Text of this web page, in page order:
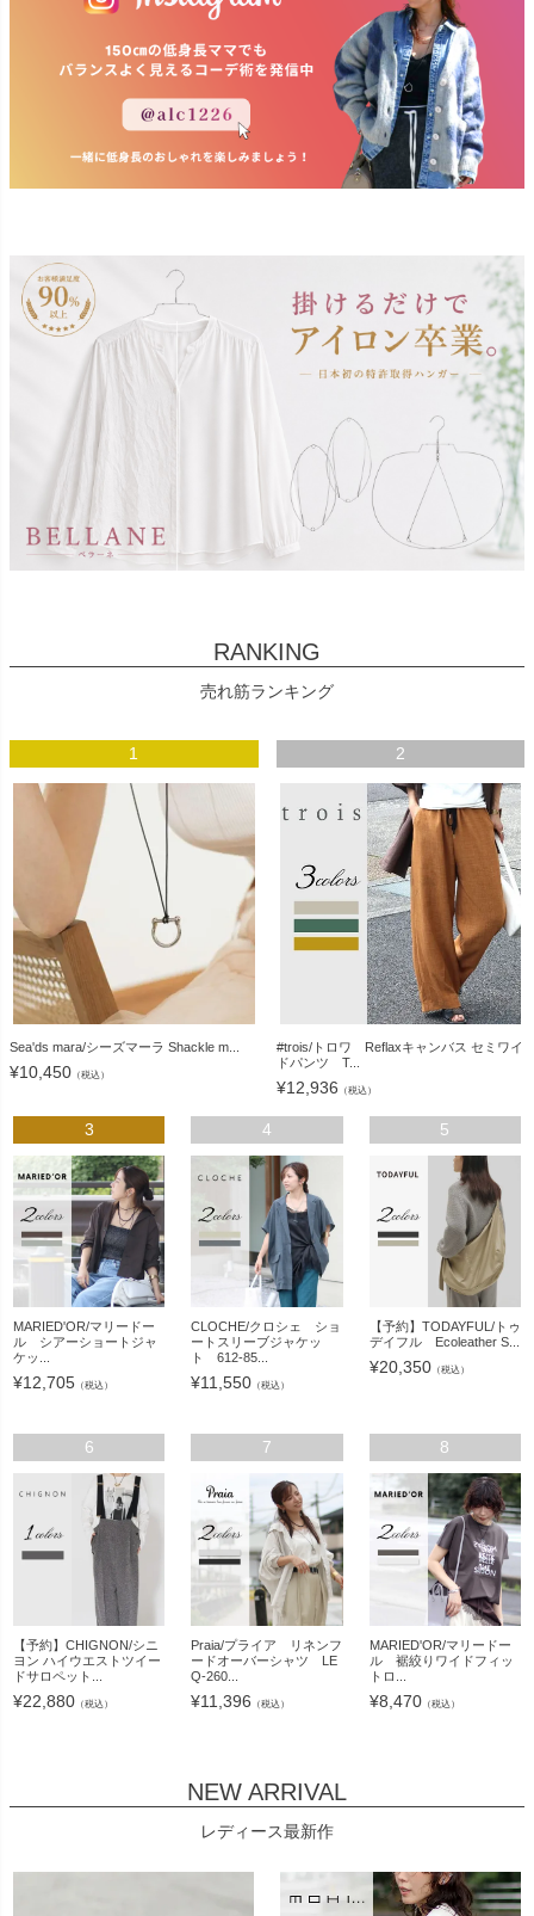
RANKING
売れ筋ランキング
1
Sea'ds mara/シーズマーラ Shackle m...
¥10,450 （税込）
2
#trois/トロワ Reflaxキャンバス セミワイ
ドパンツ T...
¥12,936 （税込）
3
MARIED'OR/マリードー
ル シアーショートジャ
ケッ...
¥12,705 （税込）
4
CLOCHE/クロシェ ショ
ートスリーブジャケッ
ト 612-85...
¥11,550 （税込）
5
【予約】TODAYFUL/トゥ
デイフル Ecoleather S...
¥20,350（税込）
6
【予約】CHIGNON/シニ
ヨン ハイウエストツイー
ドサロペット...
¥22,880 （税込）
7
Praia/プライア リネンフ
ードオーバーシャツ LE
Q-260...
¥11,396 （税込）
8
MARIED'OR/マリードー
ル 裾絞りワイドフィッ
トロ...
¥8,470（税込）
NEW ARRIVAL
レディース最新作